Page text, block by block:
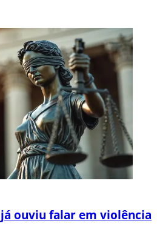
ouviu falar em violência